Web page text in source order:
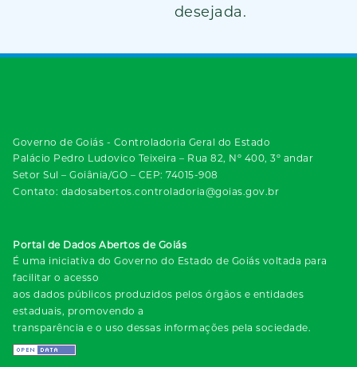
desejada.
Governo de Goiás - Controladoria Geral do Estado
Palácio Pedro Ludovico Teixeira – Rua 82, Nº 400, 3º andar
Setor Sul – Goiânia/GO – CEP: 74015-908
Contato: dadosabertos.controladoria@goias.gov.br
Portal de Dados Abertos de Goiás
É uma iniciativa do Governo do Estado de Goiás voltada para
facilitar o acesso
aos dados públicos produzidos pelos órgãos e entidades
estaduais, promovendo a
transparência e o uso dessas informações pela sociedade.